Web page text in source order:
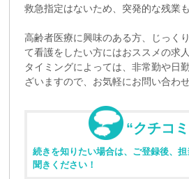
救急指定はないため、突発的な残業
高齢者医療に興味のある方、じっく
て看護をしたい方にはおススメの求人
タイミングによっては、非常勤や日
ざいますので、お気軽にお問い合わ
“クチコ
続きを知りたい場合は、ご登録後、
聞きください！